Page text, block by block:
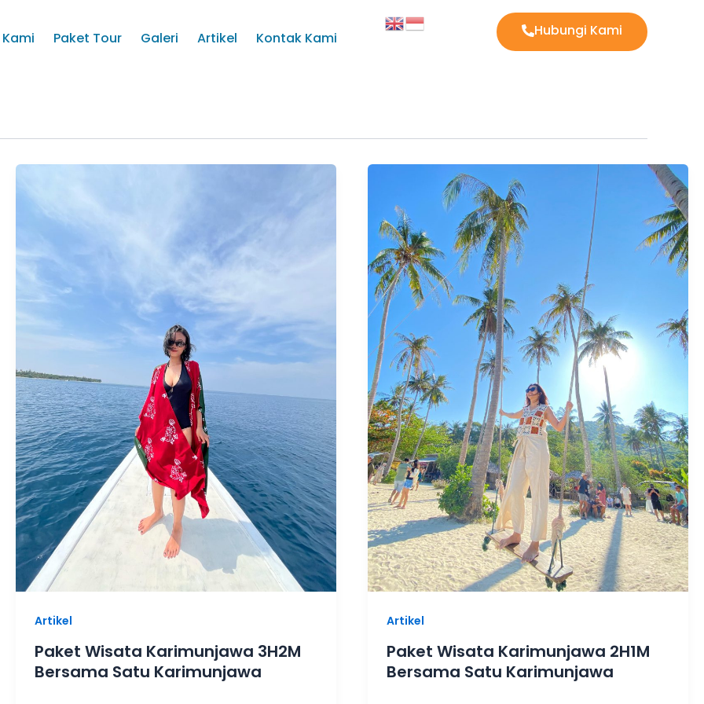
Paket Tour Galeri Artikel Kontak Kami Hubungi Kami
Artikel
Paket Wisata Karimunjawa 3H2M
Bersama Satu Karimunjawa
Artikel
Paket Wisata Karimunjawa 2H1M
Bersama Satu Karimunjawa